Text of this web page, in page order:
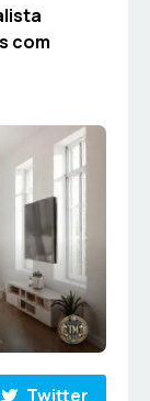
com
Twitter